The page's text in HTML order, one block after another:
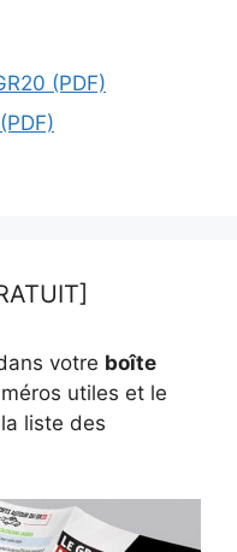
(PDF)
votre boîte
utiles et le
liste des